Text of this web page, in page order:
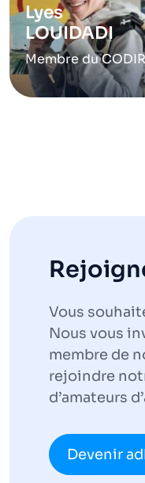
Lyes
LOUIDADI
Membre du CODIR
Vous
Nous vous
membre de
rejoindre
d’amateurs
Devenir